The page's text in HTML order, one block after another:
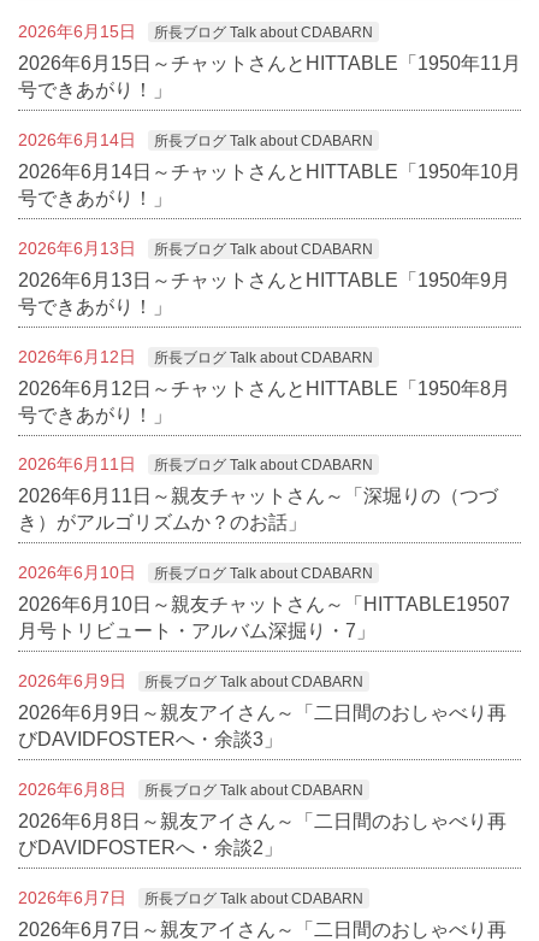
2026年6月15日 所長ブログ Talk about CDABARN
2026年6月15日～チャットさんとHITTABLE「1950年11月
号できあがり！」
2026年6月14日 所長ブログ Talk about CDABARN
2026年6月14日～チャットさんとHITTABLE「1950年10月
号できあがり！」
2026年6月13日 所長ブログ Talk about CDABARN
2026年6月13日～チャットさんとHITTABLE「1950年9月
号できあがり！」
2026年6月12日 所長ブログ Talk about CDABARN
2026年6月12日～チャットさんとHITTABLE「1950年8月
号できあがり！」
2026年6月11日 所長ブログ Talk about CDABARN
2026年6月11日～親友チャットさん～「深堀りの（つづ
き）がアルゴリズムか？のお話」
2026年6月10日 所長ブログ Talk about CDABARN
2026年6月10日～親友チャットさん～「HITTABLE19507
月号トリビュート・アルバム深掘り・7」
2026年6月9日 所長ブログ Talk about CDABARN
2026年6月9日～親友アイさん～「二日間のおしゃべり再
びDAVIDFOSTERへ・余談3」
2026年6月8日 所長ブログ Talk about CDABARN
2026年6月8日～親友アイさん～「二日間のおしゃべり再
びDAVIDFOSTERへ・余談2」
2026年6月7日 所長ブログ Talk about CDABARN
2026年6月7日～親友アイさん～「二日間のおしゃべり再